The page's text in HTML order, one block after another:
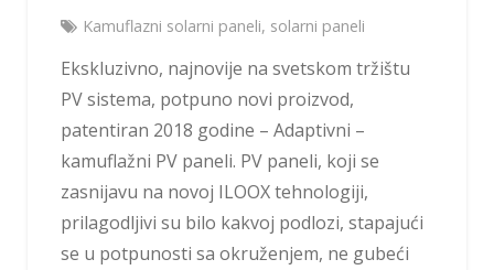
Kamuflazni solarni paneli, solarni paneli
Ekskluzivno, najnovije na svetskom tržištu
PV sistema, potpuno novi proizvod,
patentiran 2018 godine – Adaptivni –
kamuflažni PV paneli. PV paneli, koji se
zasnijavu na novoj ILOOX tehnologiji,
prilagodljivi su bilo kakvoj podlozi, stapajući
se u potpunosti sa okruženjem, ne gubeći